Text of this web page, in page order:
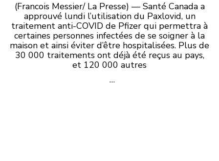
(Francois Messier/ La Presse) — Santé Canada a
approuvé lundi l’utilisation du Paxlovid, un
traitement anti-COVID de Pfizer qui permettra à
certaines personnes infectées de se soigner à la
maison et ainsi éviter d’être hospitalisées. Plus de
30 000 traitements ont déjà été reçus au pays,
et 120 000 autres
…